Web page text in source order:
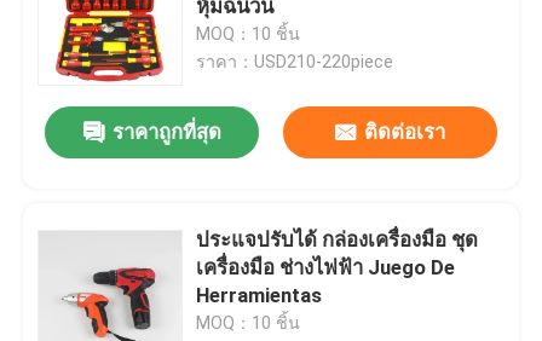
หุ้มฉนวน
MOQ：10 ชิ้น
ราคา：USD210-220piece
ราคาถูกที่สุด ติดต่อเรา
ประแจปรับได้ กล่องเครื่องมือ ชุด
เครื่องมือ ช่างไฟฟ้า Juego De
Herramientas
MOQ：10 ชิ้น